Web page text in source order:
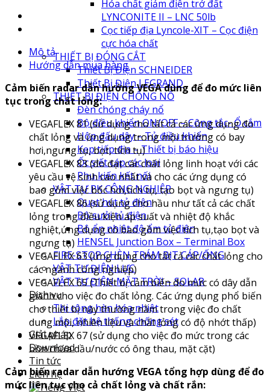
Hóa chất giảm điện trở đất
LYNCONITE II – LNC 50lb
Cọc tiếp địa Lyncole-XIT – Cọc điện
cực hóa chất
THIẾT BỊ ĐÓNG CẮT
Thiết Bị Điện SCHNEIDER
Thiết Bị Điện LEGRAND
THIẾT BỊ ĐIỆN CHỐNG NỔ
Đèn chóng cháy nổ
Bộ điều khiển ON/OFF – Công tắc- Ổ cắm
Hộp đấu dây – Tủ điều khiển
Kẹp tiếp địa – Thiết bị báo hiệu
Ốc siết cáp các loại
Phụ kiến kết nối
VẬT TƯ PK CÔNG NGHIỆP
Quạt hút tủ điện
Bộ sưởi tủ điện
Bộ ổn nhiệt độ ẩm tủ điện
HENSEL Junction Box – Terminal Box
FIRE-STOP CHÈN TRÁM BỊT CÁP/ỐNG
VẬT TƯ ĐIỆN LỰC
VẬT TƯ ĐIỆN MẶT TRỜI – SOLAR
Dịch vụ
Thi công hàn hóa nhiệt
Lắp đặt hệ thống chống sét
Giải pháp
Download
Tin tức
Liên hệ
Mô tả
Hướng dẫn mua hàng
Cảm biến radar dẫn hướng VEGA dùng để đo mức liên
tục trong chất lỏng:
VEGAFLEX 81 (sử dụng cho tất cả các ứng dụng đo
chất lỏng và ứng dụng trong mội trường có bay
hơi,ngưng tụ, bọt, tích tụ)
VEGAFLEX 83 (đo đạt các chất lỏng linh hoạt với các
yêu cầu vệ sinh cao nhất và cho các ứng dụng có
bao gồm việc bốc hơi,tích tụ, tạo bọt và ngưng tụ)
VEGAFLEX 86 (sử dụng cho hầu như tất cả các chất
lỏng trong điều kiện áp suất và nhiệt độ khắc
nghiệt,ứng dụng có bao gồm việc tích tụ,tạo bọt và
ngưng tụ)
VEGAFLEX 63 (ứng dụng cho tất cả các chất lỏng cho
các ngành công nghiệp)
VEGAFLEX 65 (Thiết bị cảm biến đo mức có dây dẫn
giành cho việc đo chất lỏng. Các ứng dụng phổ biến
cho thiết bị này thường nằm trong việc đo chất
dung mội, nhiên liệu và chất lỏng có độ nhớt thấp)
VEGAFLEX 67 (sử dụng cho việc đo mức trong các
bồn chứa dầu/nước có ông thau, mặt cặt)
Cảm biến radar dẫn hướng VEGA tổng hợp dùng để đo
mức liên tục cho cả chất lỏng và chất rắn: